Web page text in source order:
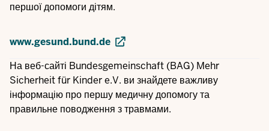
першої допомоги дітям.
www.gesund.bund.de
На веб-сайті Bundesgemeinschaft (BAG) Mehr
Sicherheit für Kinder e.V. ви знайдете важливу
інформацію про першу медичну допомогу та
правильне поводження з травмами.